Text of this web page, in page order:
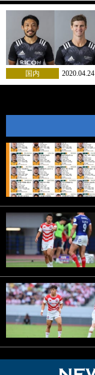
国内 2020.04.24